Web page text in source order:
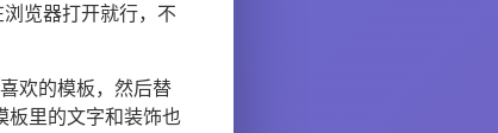
览器打开就行，不
欢的模板，然后替
板里的文字和装饰也